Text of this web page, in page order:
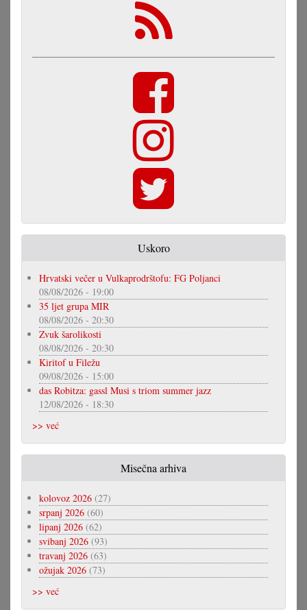
Uskoro
Hrvatski večer u Vulkaprodrštofu: FG Poljanci
08/08/2026 - 19:00
35 ljet grupa MIR
08/08/2026 - 20:30
Zvuk šarolikosti
08/08/2026 - 20:30
Kiritof u Filežu
09/08/2026 - 15:00
das Robitza: gassl Musi s triom summer jazz
12/08/2026 - 18:30
>> već
Misečna arhiva
kolovoz 2026 (27)
srpanj 2026 (60)
lipanj 2026 (62)
svibanj 2026 (93)
travanj 2026 (63)
ožujak 2026 (73)
>> već